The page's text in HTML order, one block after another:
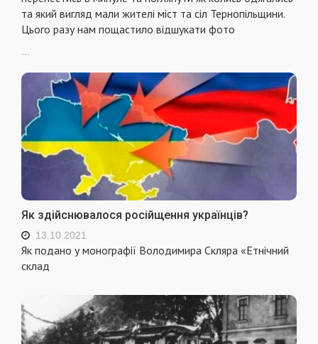
та який вигляд мали жителі міст та сіл Тернопільщини.
Цього разу нам пощастило відшукати фото
Як здійснювалося російщення українців?
13.10.2021
Як подано у монографії Володимира Скляра «Етнічний
склад